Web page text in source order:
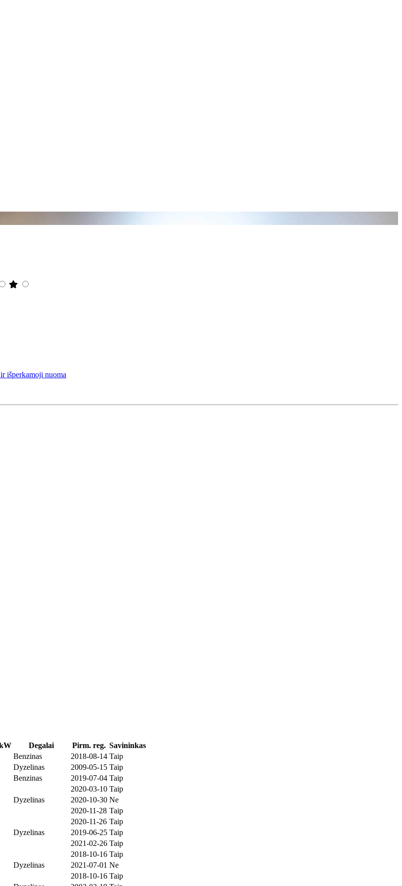
išperkamoji nuoma
Degalai Pirm. reg. Savininkas
Benzinas 2018-08-14 Taip
Dyzelinas 2009-05-15 Taip
Benzinas 2019-07-04 Taip
2020-03-10 Taip
Dyzelinas 2020-10-30 Ne
2020-11-28 Taip
2020-11-26 Taip
Dyzelinas 2019-06-25 Taip
2021-02-26 Taip
2018-10-16 Taip
Dyzelinas 2021-07-01 Ne
2018-10-16 Taip